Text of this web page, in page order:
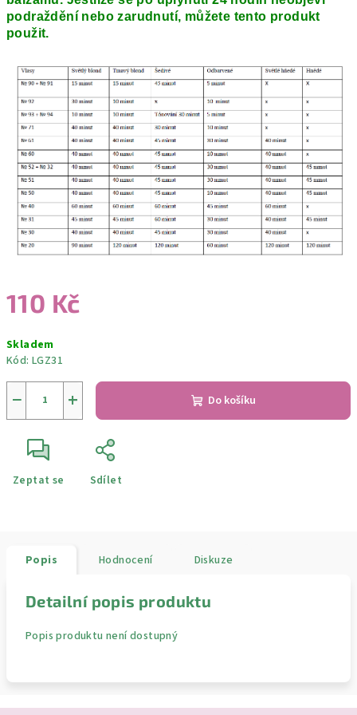
podraždění nebo zarudnutí, můžete tento produkt
použit.
110 Kč
cena:
Skladem
Kód: LGZ31
+
− Do košíku
Zeptat se Sdílet
Popis Hodnocení Diskuze
Detailní popis produktu
Popis produktu není dostupný